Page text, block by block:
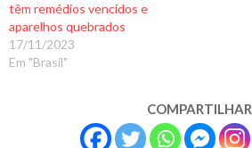
têm remédios vencidos e
aparelhos quebrados
17/11/2023
Em "Brasil"
COMPARTILHAR